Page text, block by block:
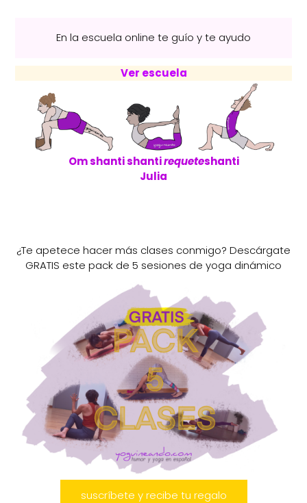
En la escuela online te guío y te ayudo
Ver escuela
Om shanti shantirequeteshanti
Julia
¿Te apetece hacer más clases conmigo? Descárgate
GRATIS este pack de 5 sesiones de yoga dinámico
suscríbete y recibe tu regalo